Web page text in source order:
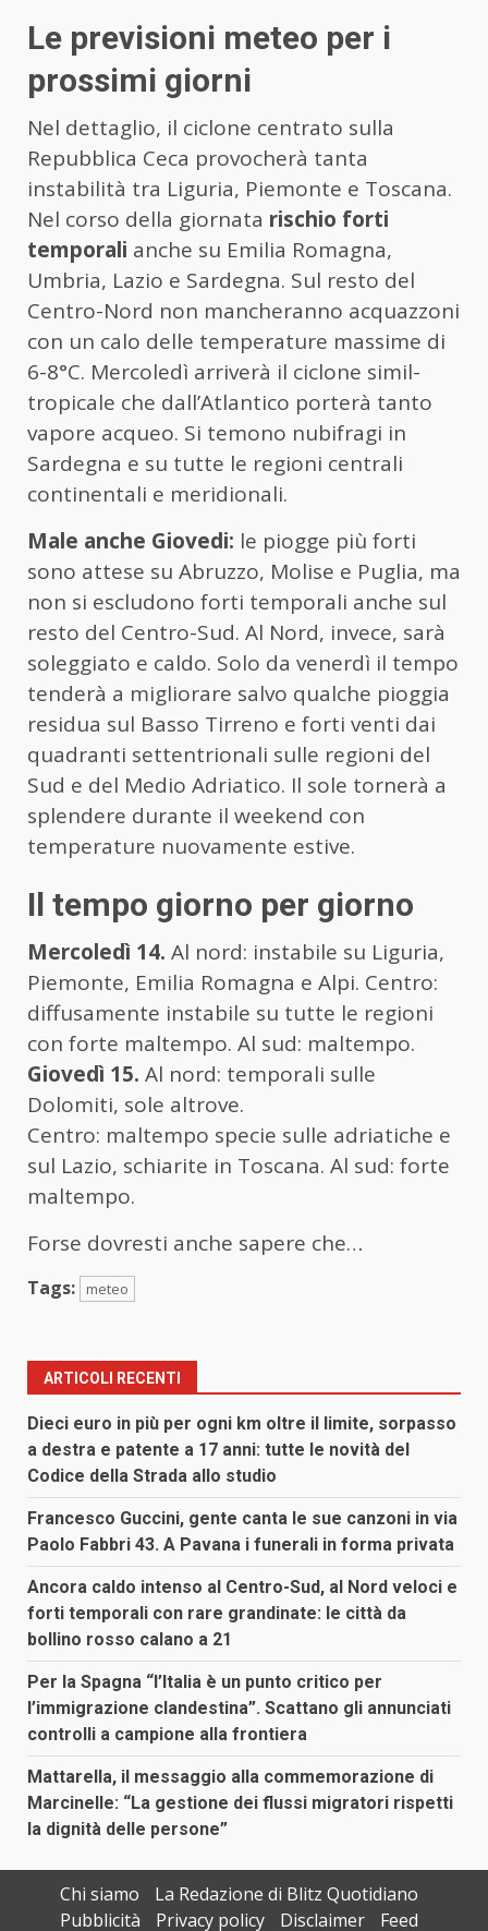
Le previsioni meteo per i
prossimi giorni
Nel dettaglio, il ciclone centrato sulla
Repubblica Ceca provocherà tanta
instabilità tra Liguria, Piemonte e Toscana.
Nel corso della giornata rischio forti
temporali anche su Emilia Romagna,
Umbria, Lazio e Sardegna. Sul resto del
Centro-Nord non mancheranno acquazzoni
con un calo delle temperature massime di
6-8°C. Mercoledì arriverà il ciclone simil-
tropicale che dall’Atlantico porterà tanto
vapore acqueo. Si temono nubifragi in
Sardegna e su tutte le regioni centrali
continentali e meridionali.
Male anche Giovedi: le piogge più forti
sono attese su Abruzzo, Molise e Puglia, ma
non si escludono forti temporali anche sul
resto del Centro-Sud. Al Nord, invece, sarà
soleggiato e caldo. Solo da venerdì il tempo
tenderà a migliorare salvo qualche pioggia
residua sul Basso Tirreno e forti venti dai
quadranti settentrionali sulle regioni del
Sud e del Medio Adriatico. Il sole tornerà a
splendere durante il weekend con
temperature nuovamente estive.
Il tempo giorno per giorno
Mercoledì 14. Al nord: instabile su Liguria,
Piemonte, Emilia Romagna e Alpi. Centro:
diffusamente instabile su tutte le regioni
con forte maltempo. Al sud: maltempo.
Giovedì 15. Al nord: temporali sulle
Dolomiti, sole altrove.
Centro: maltempo specie sulle adriatiche e
sul Lazio, schiarite in Toscana. Al sud: forte
maltempo.
Forse dovresti anche sapere che…
Tags: meteo
ARTICOLI RECENTI
Dieci euro in più per ogni km oltre il limite, sorpasso
a destra e patente a 17 anni: tutte le novità del
Codice della Strada allo studio
Francesco Guccini, gente canta le sue canzoni in via
Paolo Fabbri 43. A Pavana i funerali in forma privata
Ancora caldo intenso al Centro-Sud, al Nord veloci e
forti temporali con rare grandinate: le città da
bollino rosso calano a 21
Per la Spagna “l’Italia è un punto critico per
l’immigrazione clandestina”. Scattano gli annunciati
controlli a campione alla frontiera
Mattarella, il messaggio alla commemorazione di
Marcinelle: “La gestione dei flussi migratori rispetti
la dignità delle persone”
Chi siamo
La Redazione di Blitz Quotidiano
Pubblicità
Privacy policy Disclaimer Feed